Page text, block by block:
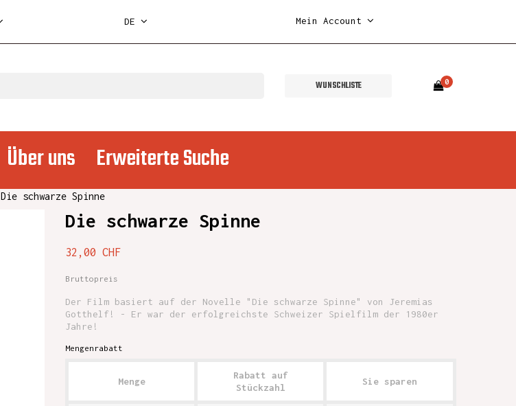
DE Mein Account
WUNSCHLISTE 0
Über uns Erweiterte Suche
Die schwarze Spinne
Die schwarze Spinne
32,00 CHF
Bruttopreis
Der Film basiert auf der Novelle "Die schwarze Spinne" von Jeremias
Gotthelf! - Er war der erfolgreichste Schweizer Spielfilm der 1980er
Jahre!
Mengenrabatt
Menge
Rabatt auf
Stückzahl
Sie sparen